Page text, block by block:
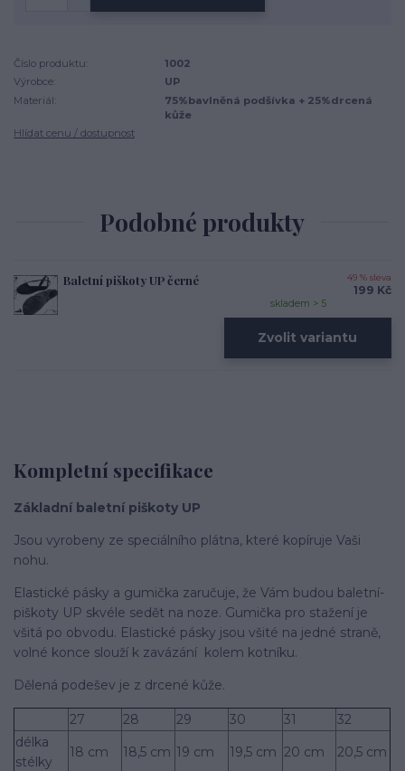
Číslo produktu:
1002
Výrobce:
UP
Materiál:
75%bavlněná podšívka + 25%drcená
kůže
Hlídat cenu / dostupnost
Podobné produkty
Baletní piškoty UP černé 49 % sleva
199 Kč
skladem > 5
Zvolit variantu
Kompletní specifikace
Základní baletní piškoty UP
Jsou vyrobeny ze speciálního plátna, které kopí­ruje Vaši
nohu.
Elastické pásky a gumička zaručuje, že Vám budou baletní­
piškoty UP skvéle sedět na noze. Gumička pro stažení­ je
všitá po obvodu. Elastické pásky jsou všité na jedné straně,
volné konce slouží­ k zavázání kolem kotní­ku.
Dělená podešev je z drcené kůže.
27 28 29 30 31
32
délka
stélky
18 cm 18,5 cm 19 cm 19,5 cm 20 cm
20,5 cm